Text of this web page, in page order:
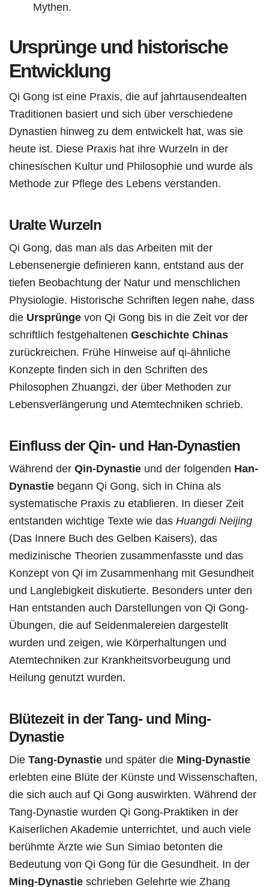
Mythen.
Ursprünge und historische
Entwicklung
Qi Gong ist eine Praxis, die auf jahrtausendealten
Traditionen basiert und sich über verschiedene
Dynastien hinweg zu dem entwickelt hat, was sie
heute ist. Diese Praxis hat ihre Wurzeln in der
chinesischen Kultur und Philosophie und wurde als
Methode zur Pflege des Lebens verstanden.
Uralte Wurzeln
Qi Gong, das man als das Arbeiten mit der
Lebensenergie definieren kann, entstand aus der
tiefen Beobachtung der Natur und menschlichen
Physiologie. Historische Schriften legen nahe, dass
die Ursprünge von Qi Gong bis in die Zeit vor der
schriftlich festgehaltenen Geschichte Chinas
zurückreichen. Frühe Hinweise auf qi-ähnliche
Konzepte finden sich in den Schriften des
Philosophen Zhuangzi, der über Methoden zur
Lebensverlängerung und Atemtechniken schrieb.
Einfluss der Qin- und Han-Dynastien
Während der Qin-Dynastie und der folgenden Han-
Dynastie begann Qi Gong, sich in China als
systematische Praxis zu etablieren. In dieser Zeit
entstanden wichtige Texte wie das Huangdi Neijing
(Das Innere Buch des Gelben Kaisers), das
medizinische Theorien zusammenfasste und das
Konzept von Qi im Zusammenhang mit Gesundheit
und Langlebigkeit diskutierte. Besonders unter den
Han entstanden auch Darstellungen von Qi Gong-
Übungen, die auf Seidenmalereien dargestellt
wurden und zeigen, wie Körperhaltungen und
Atemtechniken zur Krankheitsvorbeugung und
Heilung genutzt wurden.
Blütezeit in der Tang- und Ming-
Dynastie
Die Tang-Dynastie und später die Ming-Dynastie
erlebten eine Blüte der Künste und Wissenschaften,
die sich auch auf Qi Gong auswirkten. Während der
Tang-Dynastie wurden Qi Gong-Praktiken in der
Kaiserlichen Akademie unterrichtet, und auch viele
berühmte Ärzte wie Sun Simiao betonten die
Bedeutung von Qi Gong für die Gesundheit. In der
Ming-Dynastie schrieben Gelehrte wie Zhang